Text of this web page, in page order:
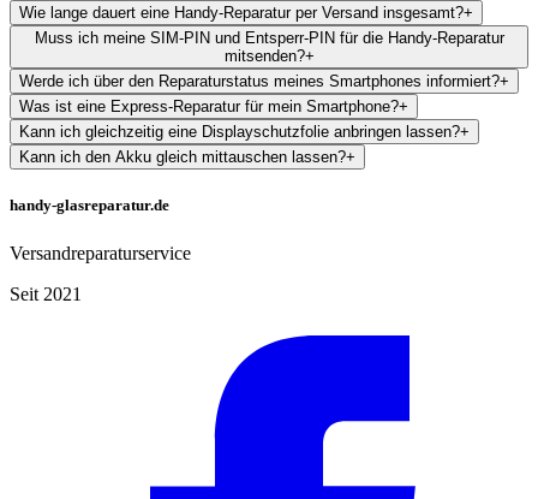
Wie lange dauert eine Handy-Reparatur per Versand insgesamt?+
Muss ich meine SIM-PIN und Entsperr-PIN für die Handy-Reparatur
mitsenden?+
Werde ich über den Reparaturstatus meines Smartphones informiert?+
Was ist eine Express-Reparatur für mein Smartphone?+
Kann ich gleichzeitig eine Displayschutzfolie anbringen lassen?+
Kann ich den Akku gleich mittauschen lassen?+
handy-glasreparatur.de
Versandreparaturservice
Seit 2021